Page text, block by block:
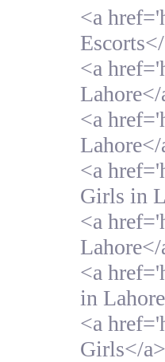
<a
<a
<a
<a
Girls in
<a
<a
in
<a
Girls</a>